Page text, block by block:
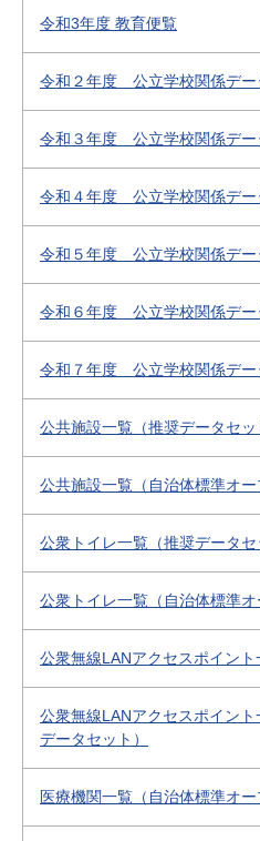
令和3年度 教育便覧
令和２年度 公立学校関係デー
令和３年度 公立学校関係デー
令和４年度 公立学校関係デー
令和５年度 公立学校関係デー
令和６年度 公立学校関係デー
令和７年度 公立学校関係デー
公共施設一覧（推奨データセッ
公共施設一覧（自治体標準オー
公衆トイレ一覧（推奨データセ
公衆トイレ一覧（自治体標準オ
公衆無線LANアクセスポイント
公衆無線LANアクセスポイン
データセット）
医療機関一覧（自治体標準オー